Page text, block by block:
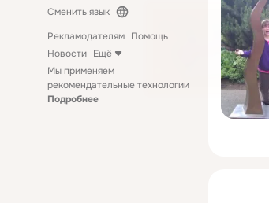
Сменить язык
Рекламодателям Помощь
Новости Ещё
Мы применяем
рекомендательные технологии
Подробнее